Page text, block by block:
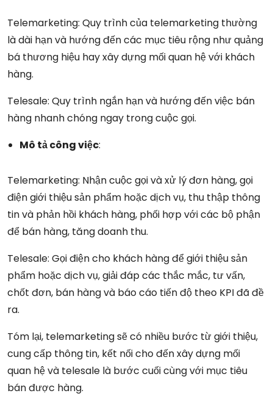
Telemarketing: Quy trình của telemarketing thường
là dài hạn và hướng đến các mục tiêu rộng như quảng
bá thương hiệu hay xây dựng mối quan hệ với khách
hàng.
Telesale: Quy trình ngắn hạn và hướng đến việc bán
hàng nhanh chóng ngay trong cuộc gọi.
Mô tả công việc:
Telemarketing: Nhận cuộc gọi và xử lý đơn hàng, gọi
điện giới thiệu sản phẩm hoặc dịch vụ, thu thập thông
tin và phản hồi khách hàng, phối hợp với các bộ phận
để bán hàng, tăng doanh thu.
Telesale: Gọi điện cho khách hàng để giới thiệu sản
phẩm hoặc dịch vụ, giải đáp các thắc mắc, tư vấn,
chốt đơn, bán hàng và báo cáo tiến độ theo KPI đã đề
ra.
Tóm lại, telemarketing sẽ có nhiều bước từ giới thiệu,
cung cấp thông tin, kết nối cho đến xây dựng mối
quan hệ và telesale là bước cuối cùng với mục tiêu
bán được hàng.